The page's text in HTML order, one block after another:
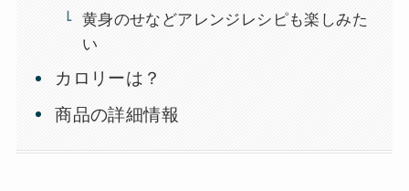
黄身のせなどアレンジレシピも楽しみた
い
カロリーは？
商品の詳細情報